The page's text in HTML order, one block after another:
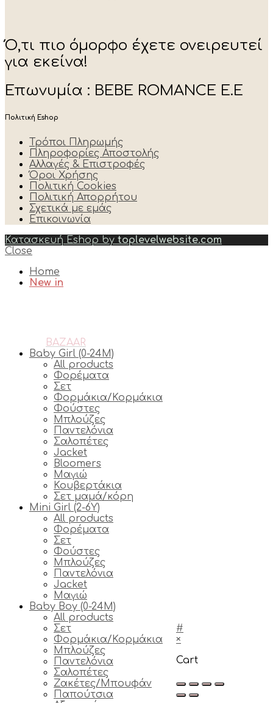
Ό,τι πιο όμορφο έχετε ονειρευτεί
για εκείνα!
Επωνυμία : BEBE ROMANCE E.E
Πολιτική Eshop
Τρόποι Πληρωμής
Πληροφορίες Αποστολής
Αλλαγές & Επιστροφές
Όροι Χρήσης
Πολιτική Cookies
Πολιτική Απορρήτου
Σχετικά με εμάς
Επικοινωνία
Κατασκευή Eshop by toplevelwebsite.com
Close
Home
New in
BAZAAR
Baby Girl (0-24M)
All products
Φορέματα
Σετ
Φορμάκια/Κορμάκια
Φούστες
Μπλούζες
Παντελόνια
Σαλοπέτες
Jacket
Bloomers
Μαγιώ
Κουβερτάκια
Σετ μαμά/κόρη
Mini Girl (2-6Y)
All products
Φορέματα
Σετ
Φούστες
Μπλούζες
Παντελόνια
Jacket
Μαγιώ
Baby Boy (0-24M)
All products
Σετ
Φορμάκια/Κορμάκια
Μπλούζες
Παντελόνια
Σαλοπέτες
Ζακέτες/Μπουφάν
Παπούτσια
#
×
Cart